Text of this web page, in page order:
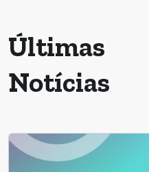
Últimas
Notícias